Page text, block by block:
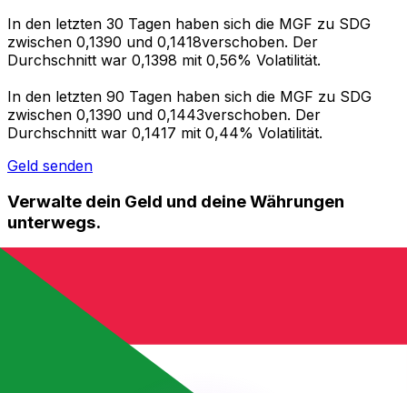
In den letzten 30 Tagen haben sich die MGF zu SDG
zwischen 0,1390 und 0,1418verschoben. Der
Durchschnitt war 0,1398 mit 0,56% Volatilität.
In den letzten 90 Tagen haben sich die MGF zu SDG
zwischen 0,1390 und 0,1443verschoben. Der
Durchschnitt war 0,1417 mit 0,44% Volatilität.
Geld senden
Verwalte dein Geld und deine Währungen
unterwegs.
Die Xe-App bietet alles, was du für globale Geldtransfers
und Währungsmanagement benötigst. Währungen
umrechnen, Kursbenachrichtigungen einrichten und
Geld ins Ausland überweisen, ohne versteckte
Gebühren. Heute herunterladen!